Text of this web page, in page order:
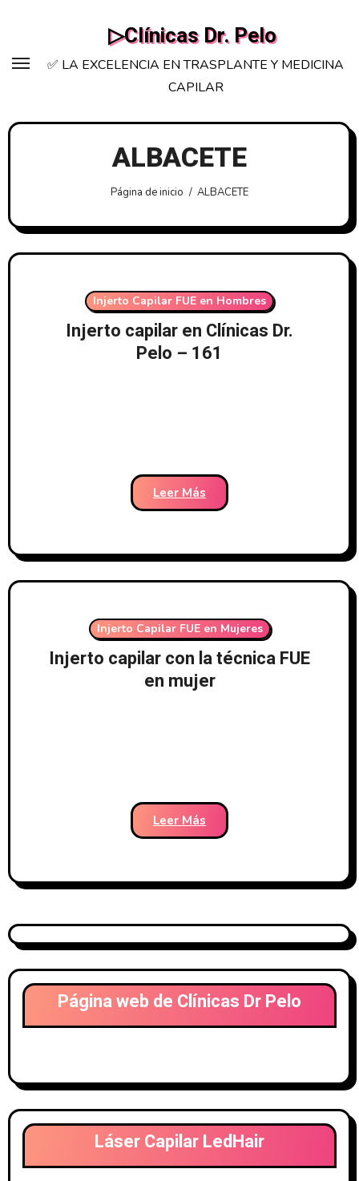
contenido
▷Clínicas Dr. Pelo
✅ LA EXCELENCIA EN TRASPLANTE Y MEDICINA
CAPILAR
ALBACETE
Página de inicio ALBACETE
Injerto Capilar FUE en Hombres
Injerto capilar en Clínicas Dr.
Pelo – 161
Leer Más
Injerto Capilar FUE en Mujeres
Injerto capilar con la técnica FUE
en mujer
Leer Más
Página web de Clínicas Dr Pelo
Láser Capilar LedHair